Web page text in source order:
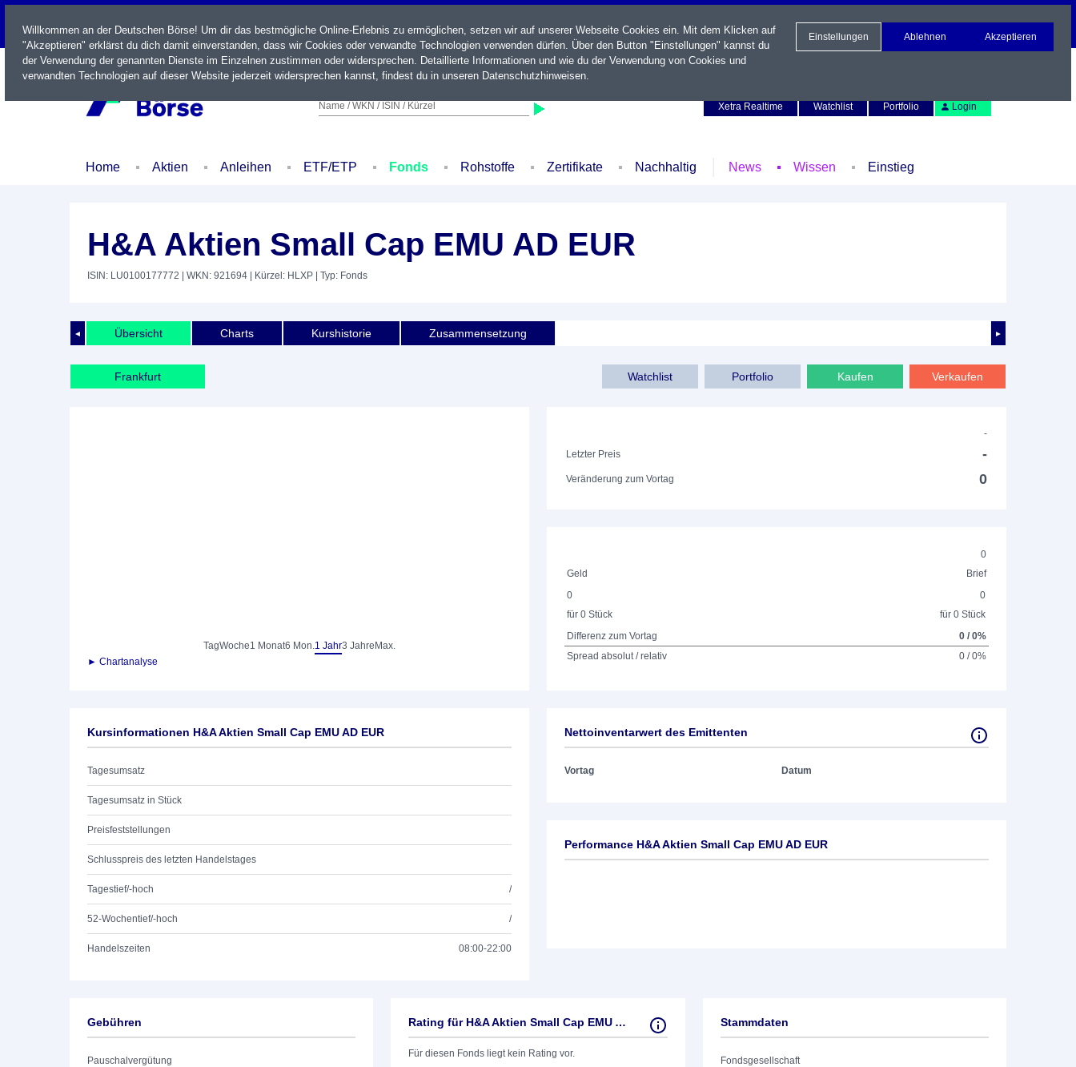
LIVE
Name / WKN / ISIN / Kürzel
Xetra Realtime
Watchlist Portfolio Login
Home Aktien Anleihen ETF/ETP Fonds Rohstoffe Zertifikate Nachhaltig News Wissen Einstieg
H&A Aktien Small Cap EMU AD EUR
ISIN: LU0100177772 | WKN: 921694 | Kürzel: HLXP | Typ: Fonds
◄ ►
Übersicht Charts Kurshistorie Zusammensetzung
Frankfurt Verkaufen
Kaufen
Portfolio
Watchlist
TagWoche1 Monat6 Mon.1 Jahr3 Jahre Max.
► Chartanalyse
-
Letzter Preis
-
Veränderung zum Vortag 0
0
Geld
Brief
0
für 0 Stück
0
für 0 Stück
Differenz zum Vortag
0 / 0%
Spread absolut / relativ
0 / 0%
Kursinformationen H&A Aktien Small Cap EMU AD EUR
Tagesumsatz
Tagesumsatz in Stück
Preisfeststellungen
Schlusspreis des letzten Handelstages
Tagestief/-hoch /
52-Wochentief/-hoch /
Handelszeiten 08:00-22:00
Nettoinventarwert des Emittenten
Vortag Datum
Performance H&A Aktien Small Cap EMU AD EUR
Gebühren
Pauschalvergütung
Rating für H&A Aktien Small Cap EMU AD EUR
Für diesen Fonds liegt kein Rating vor.
Stammdaten
Fondsgesellschaft
Willkommen an der Deutschen Börse! Um dir das bestmögliche Online-Erlebnis zu ermöglichen, setzen wir auf unserer Webseite Cookies ein. Mit dem Klicken auf
"Akzeptieren" erklärst du dich damit einverstanden, dass wir Cookies oder verwandte Technologien verwenden dürfen. Über den Button "Einstellungen" kannst du
der Verwendung der genannten Dienste im Einzelnen zustimmen oder widersprechen. Detaillierte Informationen und wie du der Verwendung von Cookies und
verwandten Technologien auf dieser Website jederzeit widersprechen kannst, findest du in unseren Datenschutzhinweisen.
Einstellungen Ablehnen Akzeptieren